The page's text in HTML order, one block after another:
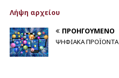
Λήψη αρχείου
ΠΡΟΗΓΟΎΜΕΝΟ
ΨΗΦΙΑΚΑ ΠΡΟΪΟΝΤΑ